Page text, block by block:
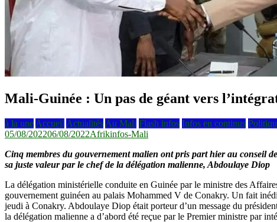
Mali-Guinée : Un pas de géant vers
à la une Accueil Actualités Au Mali Flash infos Infos en continus
05/08/202206/08/2022Afrikinfos-Mali
Cinq membres du gouvernement malien ont pris part hier au conseil
sa juste valeur par le chef de la délégation malienne, Abdoulaye Diop
La délégation ministérielle conduite en Guinée par le ministre des
gouvernement guinéen au palais Mohammed V de Conakry. Un fait
jeudi à Conakry. Abdoulaye Diop était porteur d’un message du
la délégation malienne a d’abord été reçue par le Premier ministre par